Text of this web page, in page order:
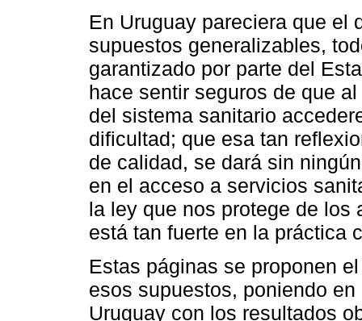
En Uruguay pareciera que el
supuestos generalizables,
garantizado por parte del
hace sentir seguros de que
del sistema sanitario
dificultad; que esa tan
de calidad, se dará sin
en el acceso a servicios
la ley que nos protege de los
está tan fuerte en la práctica
Estas páginas se proponen
esos supuestos, poniendo
Uruguay con los resultados